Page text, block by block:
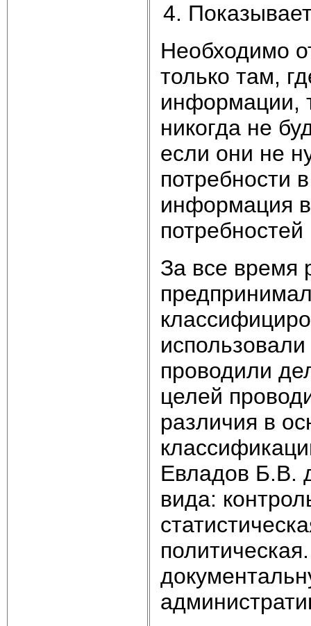
Необходимо
только там,
информации,
никогда не
если они не
потребности
информация
За все время
проводили
целей
различия в
Евладов Б.В.
вида: